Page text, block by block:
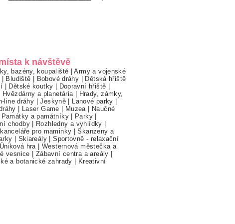
k návštěvě
bazény, koupaliště |Army a vojenské
| Bludiště | Bobové dráhy | Dětská hřiště
| Dětské koutky | Dopravní hřiště |
Hvězdárny a planetária | Hrady, zámky,
line dráhy |Jeskyně | Lanové parky |
| Laser Game | Muzea | Naučné
Památky a památníky| Parky |
chodby| Rozhledny a vyhlídky |
pro maminky |Skanzeny a
| Skiareály |Sportovně - relaxační
Úniková hra |Westernová městečka a
vesnice | Zábavní centra a areály |
a botanické zahrady | Kreativní